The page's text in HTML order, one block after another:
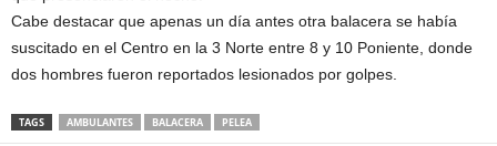
Cabe destacar que apenas un día antes otra balacera se había
suscitado en el Centro en la 3 Norte entre 8 y 10 Poniente, donde
dos hombres fueron reportados lesionados por golpes.
TAGS AMBULANTES BALACERA PELEA